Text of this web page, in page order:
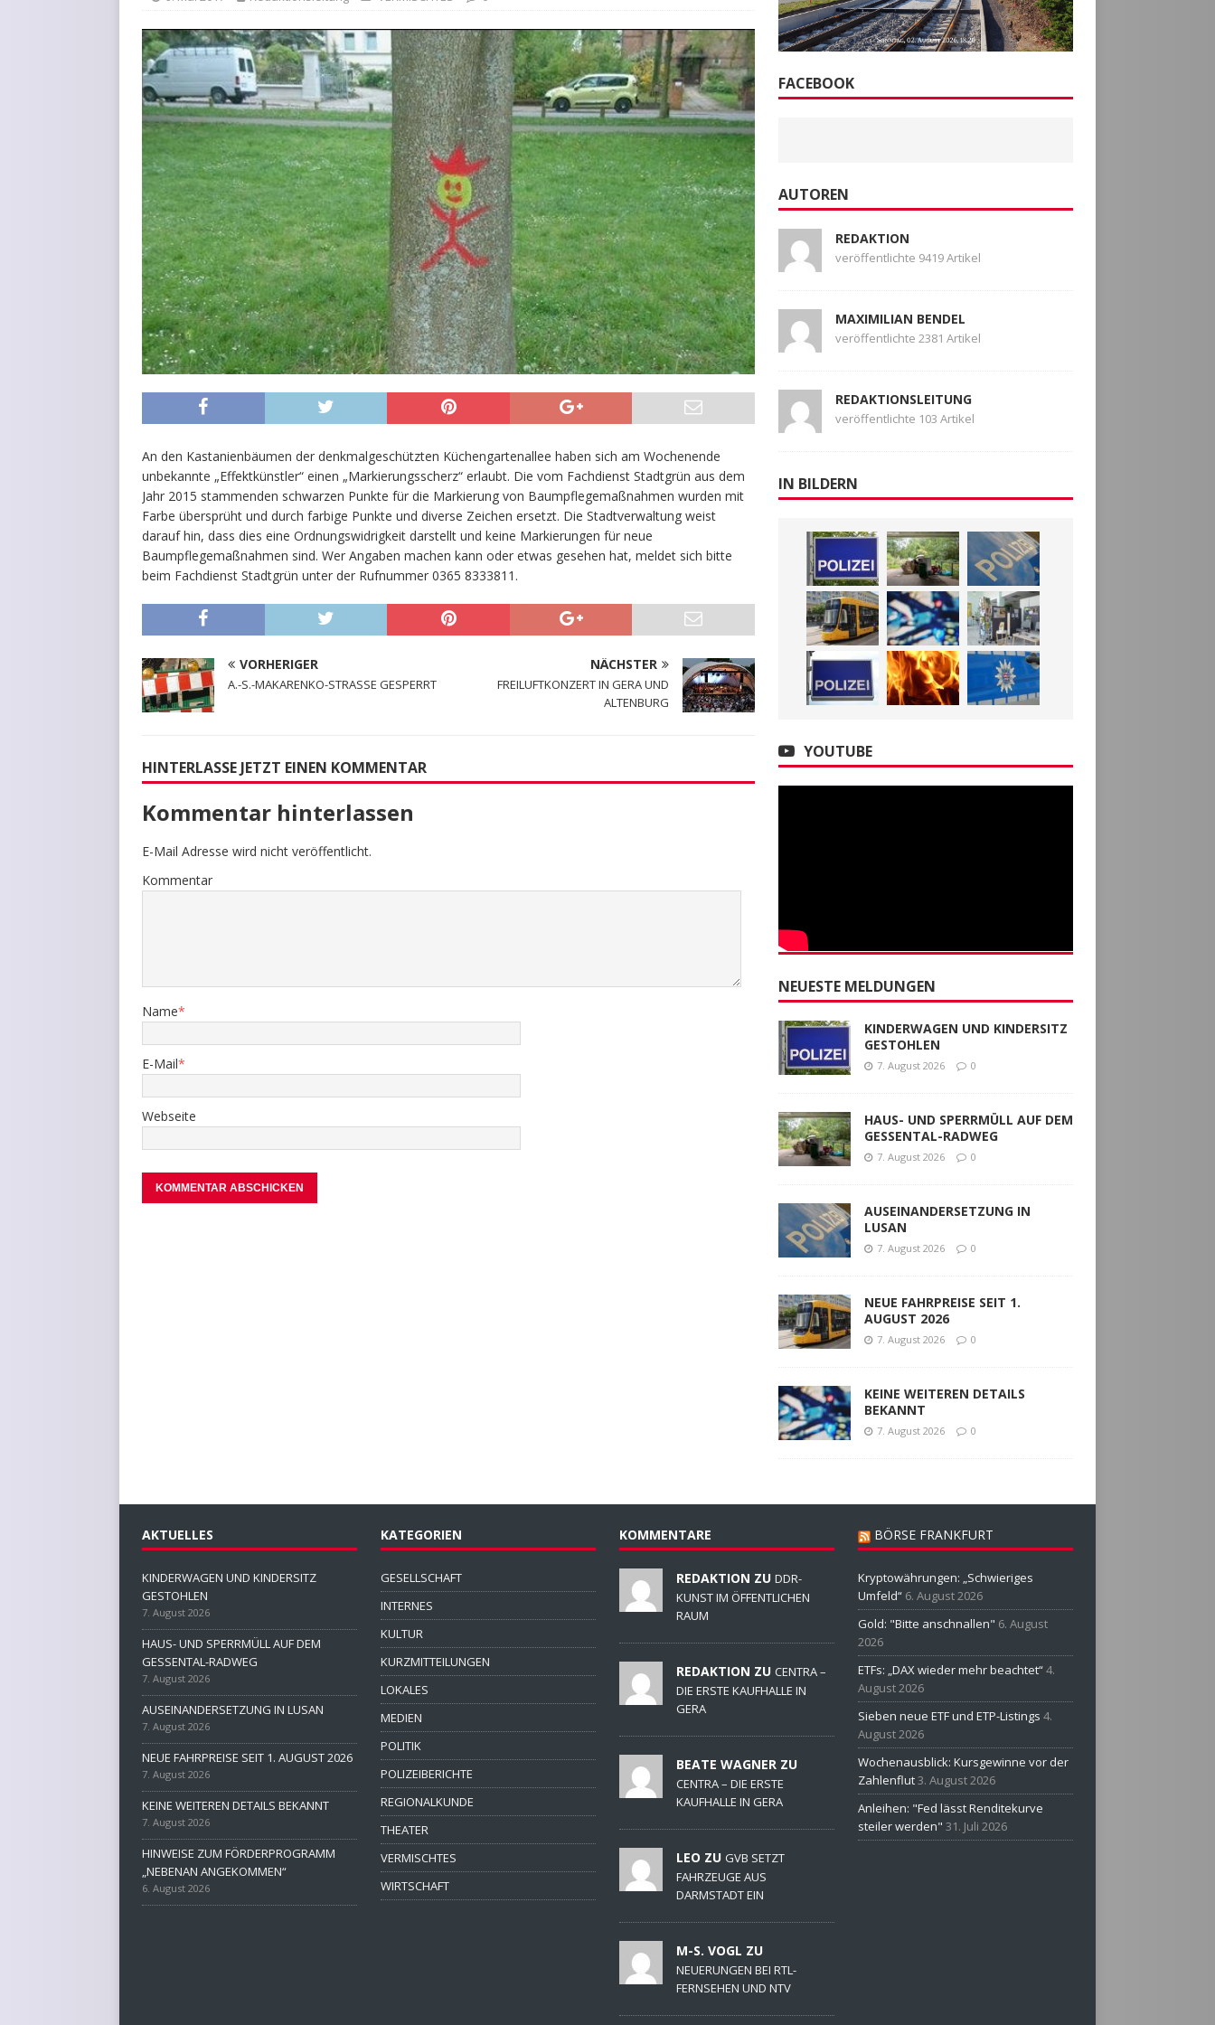
An den Kastanienbäumen der denkmalgeschützten Küchengartenallee haben sich am Wochenende
unbekannte „Effektkünstler“ einen „Markierungsscherz“ erlaubt. Die vom Fachdienst Stadtgrün aus dem
Jahr 2015 stammenden schwarzen Punkte für die Markierung von Baumpflegemaßnahmen wurden mit
Farbe übersprüht und durch farbige Punkte und diverse Zeichen ersetzt. Die Stadtverwaltung weist
darauf hin, dass dies eine Ordnungswidrigkeit darstellt und keine Markierungen für neue
Baumpflegemaßnahmen sind. Wer Angaben machen kann oder etwas gesehen hat, meldet sich bitte
beim Fachdienst Stadtgrün unter der Rufnummer 0365 8333811.
VORHERIGER
A.-S.-MAKARENKO-STRASSE GESPERRT
NÄCHSTER
FREILUFTKONZERT IN GERA UND
ALTENBURG
HINTERLASSE JETZT EINEN KOMMENTAR
Kommentar hinterlassen
E-Mail Adresse wird nicht veröffentlicht.
Kommentar
Name*
E-Mail*
Webseite
FACEBOOK
AUTOREN
REDAKTION
veröffentlichte 9419 Artikel
MAXIMILIAN BENDEL
veröffentlichte 2381 Artikel
REDAKTIONSLEITUNG
veröffentlichte 103 Artikel
IN BILDERN
YOUTUBE
NEUESTE MELDUNGEN
KINDERWAGEN UND KINDERSITZ
GESTOHLEN
7. August 2026 0
HAUS- UND SPERRMÜLL AUF DEM
GESSENTAL-RADWEG
7. August 2026 0
AUSEINANDERSETZUNG IN
LUSAN
7. August 2026 0
NEUE FAHRPREISE SEIT 1.
AUGUST 2026
7. August 2026 0
KEINE WEITEREN DETAILS
BEKANNT
7. August 2026 0
AKTUELLES
KINDERWAGEN UND KINDERSITZ
GESTOHLEN
7. August 2026
HAUS- UND SPERRMÜLL AUF DEM
GESSENTAL-RADWEG
7. August 2026
AUSEINANDERSETZUNG IN LUSAN
7. August 2026
NEUE FAHRPREISE SEIT 1. AUGUST 2026
7. August 2026
KEINE WEITEREN DETAILS BEKANNT
7. August 2026
HINWEISE ZUM FÖRDERPROGRAMM
„NEBENAN ANGEKOMMEN“
6. August 2026
KATEGORIEN
GESELLSCHAFT
INTERNES
KULTUR
KURZMITTEILUNGEN
LOKALES
MEDIEN
POLITIK
POLIZEIBERICHTE
REGIONALKUNDE
THEATER
VERMISCHTES
WIRTSCHAFT
KOMMENTARE
REDAKTION ZU DDR-
KUNST IM ÖFFENTLICHEN
RAUM
REDAKTION ZU CENTRA –
DIE ERSTE KAUFHALLE IN
GERA
BEATE WAGNER ZU
CENTRA – DIE ERSTE
KAUFHALLE IN GERA
LEO ZU GVB SETZT
FAHRZEUGE AUS
DARMSTADT EIN
M-S. VOGL ZU
NEUERUNGEN BEI RTL-
FERNSEHEN UND NTV
BÖRSE FRANKFURT
Kryptowährungen: „Schwieriges
Umfeld“ 6. August 2026
Gold: "Bitte anschnallen" 6. August
2026
ETFs: „DAX wieder mehr beachtet“4.
August 2026
Sieben neue ETF und ETP-Listings 4.
August 2026
Wochenausblick: Kursgewinne vor der
Zahlenflut3. August 2026
Anleihen: "Fed lässt Renditekurve
steiler werden" 31. Juli 2026